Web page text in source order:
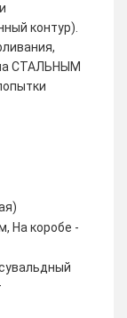
контур).
СТАЛЬНЫМ
На коробе -